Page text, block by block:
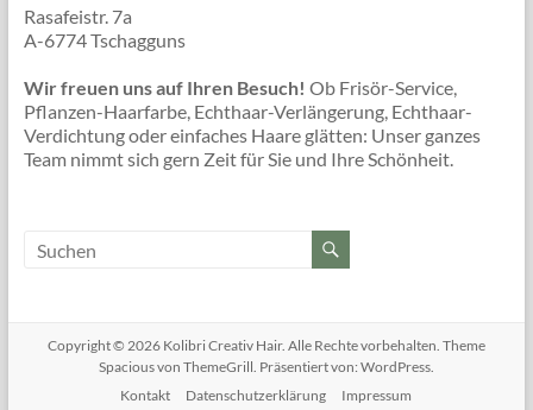
Rasafeistr. 7a
A-6774 Tschagguns
Wir freuen uns auf Ihren Besuch! Ob Frisör-Service,
Pflanzen-Haarfarbe, Echthaar-Verlängerung, Echthaar-
Verdichtung oder einfaches Haare glätten: Unser ganzes
Team nimmt sich gern Zeit für Sie und Ihre Schönheit.
Copyright © 2026 Kolibri Creativ Hair. Alle Rechte vorbehalten. Theme
Spaciousvon ThemeGrill. Präsentiert von: WordPress.
Kontakt
Datenschutzerklärung Impressum